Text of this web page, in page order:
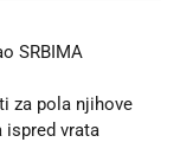
SRBIMA
za pola njihove
ispred vrata